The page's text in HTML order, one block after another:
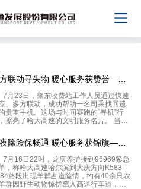
多方联动寻失物 暖心服务获赞誉——肇东收费站快速响应助司乘找
7月23日，肇东收费站工作人员通过快速
、多方联动，成功帮助一名司乘找回遗
贵重手机。这场与时间赛跑的“寻机”行
擦亮了哈大高速的文明服务名片。 当日
费站收费亭求助。当班工作人员询问得
该驾驶员在大耿家收费站附近加油站如
深夜除险保畅通 暖心服务获锦旗——龙庆养护高效处置羊群占道险
7月16日22时，龙庆养护接到96969紧急
，称哈大高速哈尔滨到大庆方向K583-
路段出现羊群占道险情，约有40余只农
群因野生动物惊扰窜入高速行车道，由